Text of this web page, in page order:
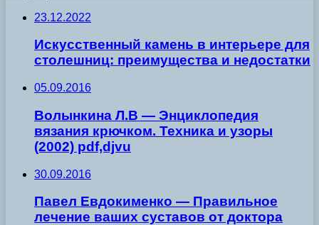
23.12.2022
Искусственный камень в интерьере для
столешниц: преимущества и недостатки
05.09.2016
Волынкина Л.В — Энциклопедия
вязания крючком. Техника и узоры
(2002) pdf,djvu
30.09.2016
Павел Евдокименко — Правильное
лечение ваших суставов от доктора